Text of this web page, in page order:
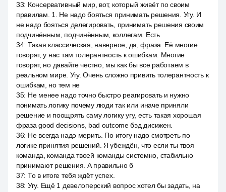
33: Консервативный мир, вот, который живёт по своим
правилам. 1. Не надо бояться принимать решения. Угу. И
не надо бояться делегировать, принимать решения своим
подчинённым, подчинённым, коллегам. Есть
34: Такая классическая, наверное, да, фраза. Её многие
говорят, у нас там толерантность к ошибкам. Многие
говорят, но давайте честно, мы как бы все работаем в
реальном мире. Угу. Очень сложно привить толерантность к
ошибкам, но тем не
35: Не менее надо точно быстро реагировать и нужно
понимать логику почему люди так или иначе приняли
решение и поощрять саму логику угу, есть такая хорошая
фраза good decisions, bad outcome бэд дисижен.
36: Не всегда надо мерить. По итогу надо смотреть по
логике принятия решений. Я убеждён, что если ты твоя
команда, команда твоей команды системно, стабильно
принимают решения. А правильно б
37: То в итоге тебя ждёт успех.
38: Угу. Ещё 1 девелоперский вопрос хотел бы задать, на